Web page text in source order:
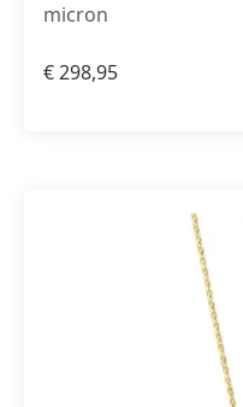
micron
€298,95